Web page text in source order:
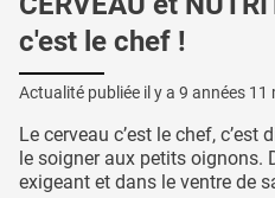
c'est le chef !
Actualité publiée il y a 9 années 11
Le cerveau c’est le chef,
le soigner aux petits oignons.
exigeant et dans le ventre de